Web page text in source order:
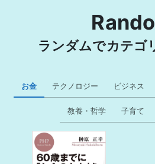
ランダムでカテゴ
お金 テクノロジー ビジネス
教養・哲学 子育て